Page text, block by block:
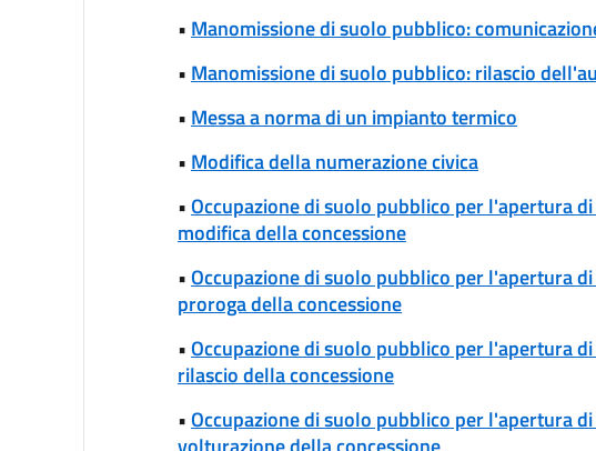
• Manomissione di suolo pubblico:
• Manomissione di suolo pubblico: rilascio
• Messa a norma di un impianto termico
• Modifica della numerazione civica
•Occupazione di suolo pubblico per l'apertura
modifica della concessione
•Occupazione di suolo pubblico per l'apertura
proroga della concessione
•Occupazione di suolo pubblico per l'apertura
rilascio della concessione
•Occupazione di suolo pubblico per l'apertura